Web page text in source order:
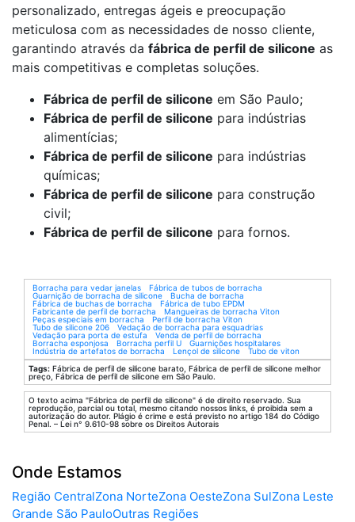
personalizado, entregas ágeis e preocupação
meticulosa com as necessidades de nosso cliente,
garantindo através da fábrica de perfil de silicone as
mais competitivas e completas soluções.
Fábrica de perfil de silicone em São Paulo;
Fábrica de perfil de silicone para indústrias
alimentícias;
Fábrica de perfil de silicone para indústrias
químicas;
Fábrica de perfil de silicone para construção
civil;
Fábrica de perfil de silicone para fornos.
Borracha para vedar janelas
Fábrica de tubos de borracha
Guarnição de borracha de silicone
Bucha de borracha
Fábrica de buchas de borracha
Fábrica de tubo EPDM
Fabricante de perfil de borracha
Mangueiras de borracha Viton
Peças especiais em borracha
Perfil de borracha Viton
Tubo de silicone 206
Vedação de borracha para esquadrias
Vedação para porta de estufa
Venda de perfil de borracha
Borracha esponjosa
Borracha perfil U
Guarnições hospitalares
Indústria de artefatos de borracha
Lençol de silicone
Tubo de viton
Tags: Fábrica de perfil de silicone barato, Fábrica de perfil de silicone melhor
preço, Fábrica de perfil de silicone em São Paulo.
O texto acima "Fábrica de perfil de silicone" é de direito reservado. Sua
reprodução, parcial ou total, mesmo citando nossos links, é proibida sem a
autorização do autor. Plágio é crime e está previsto no artigo 184 do Código
Penal. – Lei n° 9.610-98 sobre os Direitos Autorais
Onde Estamos
Região CentralZona NorteZona OesteZona SulZona Leste
Grande São PauloOutras Regiões